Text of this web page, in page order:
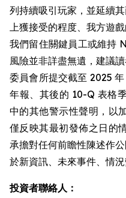
列持續吸引玩家，並延續
上獲接受的程度、我方遊
我們留住關鍵員工或維持
風險並非詳盡無遺，建議
委員會所提交截至 2025
年報、其後的 10-Q 表格
中的其他警示性聲明，以
僅反映其最初發佈之日的
承擔對任何前瞻性陳述作
於新資訊、未來事件、情
投資者聯絡人：